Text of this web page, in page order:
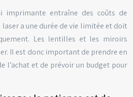
imprimante entraîne des coûts de
a une durée de vie limitée et doit
Les lentilles et les miroirs
Il est donc important de prendre en
l’achat et de prévoir un budget pour